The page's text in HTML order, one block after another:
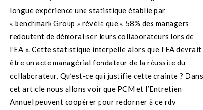
longue expérience une statistique établie par
« benchmark Group » révèle que « 58% des managers
redoutent de démoraliser leurs collaborateurs lors de
l’EA ». Cette statistique interpelle alors que l’EA devrait
être un acte managérial fondateur de la réussite du
collaborateur. Qu’est-ce qui justifie cette crainte ? Dans
cet article nous allons voir que PCM et l’Entretien
Annuel peuvent coopérer pour redonner à ce rdv